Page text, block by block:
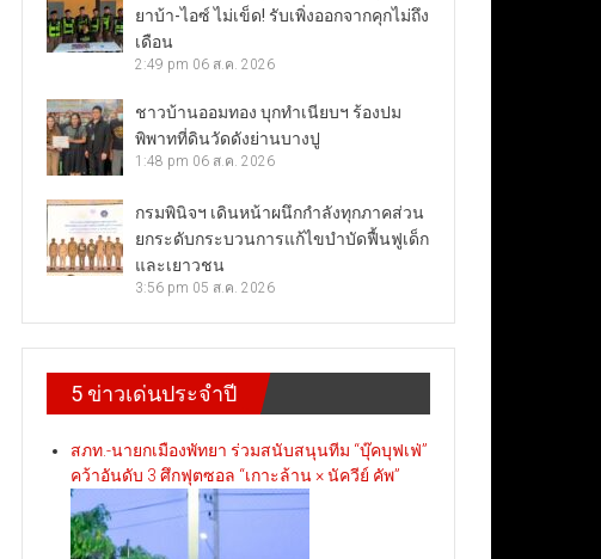
ยาบ้า-ไอซ์ ไม่เข็ด! รับเพิ่งออกจากคุกไม่ถึง
เดือน
2:49 pm 06 ส.ค. 2026
ชาวบ้านออมทอง บุกทำเนียบฯ ร้องปม
พิพาทที่ดินวัดดังย่านบางปู
1:48 pm 06 ส.ค. 2026
กรมพินิจฯ เดินหน้าผนึกกำลังทุกภาคส่วน
ยกระดับกระบวนการแก้ไขบำบัดฟื้นฟูเด็ก
และเยาวชน
3:56 pm 05 ส.ค. 2026
5 ข่าวเด่นประจำปี
สภท.-นายกเมืองพัทยา ร่วมสนับสนุนทีม “บุ๊คบุฟเฟ่”
คว้าอันดับ 3 ศึกฟุตซอล “เกาะล้าน × นัควีย์ คัพ”